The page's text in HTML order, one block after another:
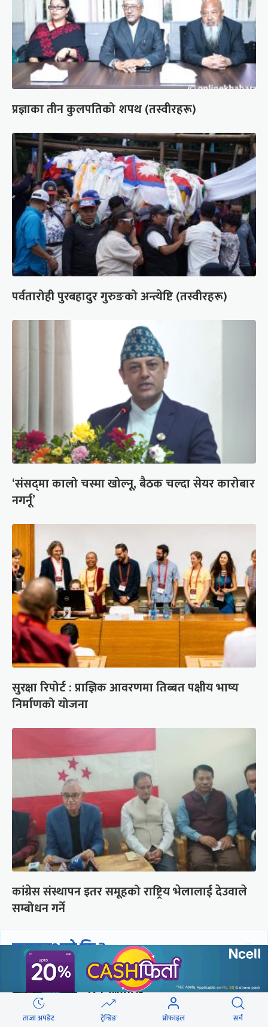
प्रज्ञाका तीन कुलपतिको शपथ (तस्वीरहरू)
पर्वतारोही पुरबहादुर गुरुङको अन्त्येष्टि (तस्वीरहरू)
‘संसद्‍मा कालो चस्मा खोल्नू, बैठक चल्दा सेयर कारोबार
नगर्नू’
सुरक्षा रिपोर्ट : प्राज्ञिक आवरणमा तिब्बत पक्षीय भाष्य
निर्माणको योजना
कांग्रेस संस्थापन इतर समूहको राष्ट्रिय भेलालाई देउवाले
सम्बोधन गर्ने
छुटाउनुभयो कि ?
संसद्लाई टेर्दैनन् प्रधानमन्त्री, लाचार
छन् सभामुख
ताजा अपडेट ट्रेन्डिङ प्रोफाइल सर्च